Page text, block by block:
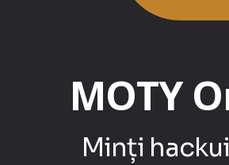
MOTY
Minți